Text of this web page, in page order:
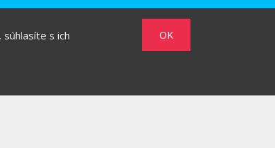
s ich OK